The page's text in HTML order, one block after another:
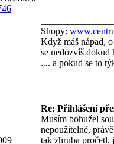
Shopy:
Když máš nápad,
se nedozvíš dokud
.... a pokud se to
Re: Přihlášení
Musím bohužel
nepoužitelné,
tak zhruba pročetl,